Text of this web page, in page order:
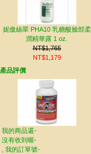
妮傲絲翠 PHA10 乳糖酸臉部柔
潤精華露 1 oz.
NT$1,765
NT$1,179
產品評價
我的商品還-
沒有收到喔-
, 我的訂單號-